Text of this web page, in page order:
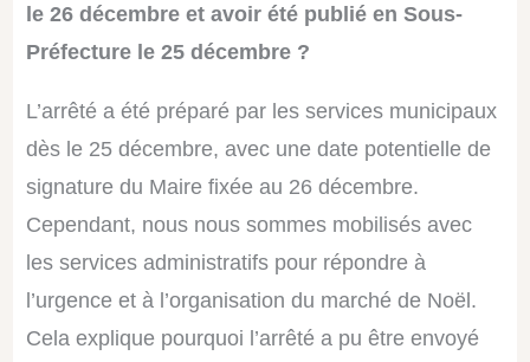
le 26 décembre et avoir été publié en Sous-
Préfecture le 25 décembre ?
L’arrêté a été préparé par les services municipaux
dès le 25 décembre, avec une date potentielle de
signature du Maire fixée au 26 décembre.
Cependant, nous nous sommes mobilisés avec
les services administratifs pour répondre à
l’urgence et à l’organisation du marché de Noël.
Cela explique pourquoi l’arrêté a pu être envoyé